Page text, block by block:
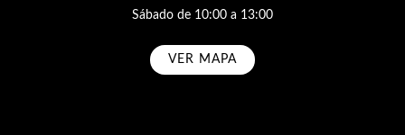
Sábado de 10:00 a 13:00
VER MAPA